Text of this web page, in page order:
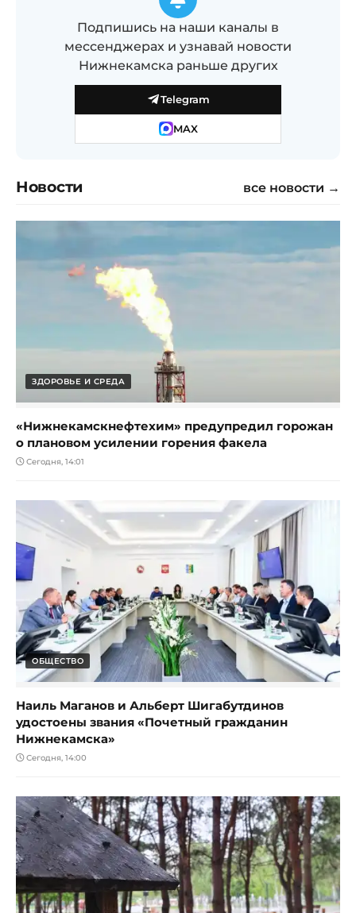
Подпишись на наши каналы в
мессенджерах и узнавай новости
Нижнекамска раньше других
Telegram
MAX
Новости все новости →
ЗДОРОВЬЕ И СРЕДА
«Нижнекамскнефтехим» предупредил горожан
о плановом усилении горения факела
Сегодня, 14:01
ОБЩЕСТВО
Наиль Маганов и Альберт Шигабутдинов
удостоены звания «Почетный гражданин
Нижнекамска»
Сегодня, 14:00